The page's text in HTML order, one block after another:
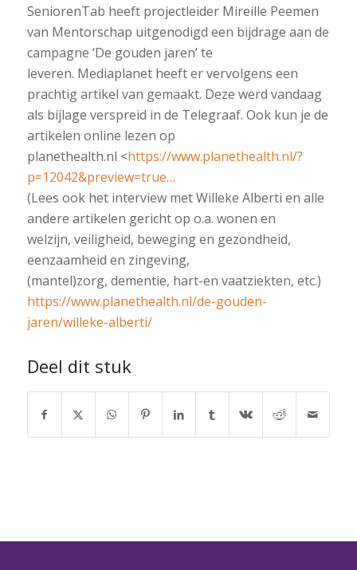
SeniorenTab heeft projectleider Mireille Peemen
van Mentorschap uitgenodigd een bijdrage aan de
campagne ‘De gouden jaren’ te
leveren. Mediaplanet heeft er vervolgens een
prachtig artikel van gemaakt. Deze werd vandaag
als bijlage verspreid in de Telegraaf. Ook kun je de
artikelen online lezen op
planethealth.nl <https://www.planethealth.nl/?
p=12042&preview=true…
(Lees ook het interview met Willeke Alberti en alle
andere artikelen gericht op o.a. wonen en
welzijn, veiligheid, beweging en gezondheid,
eenzaamheid en zingeving,
(mantel)zorg, dementie, hart-en vaatziekten, etc.)
https://www.planethealth.nl/de-gouden-
jaren/willeke-alberti/
Deel dit stuk